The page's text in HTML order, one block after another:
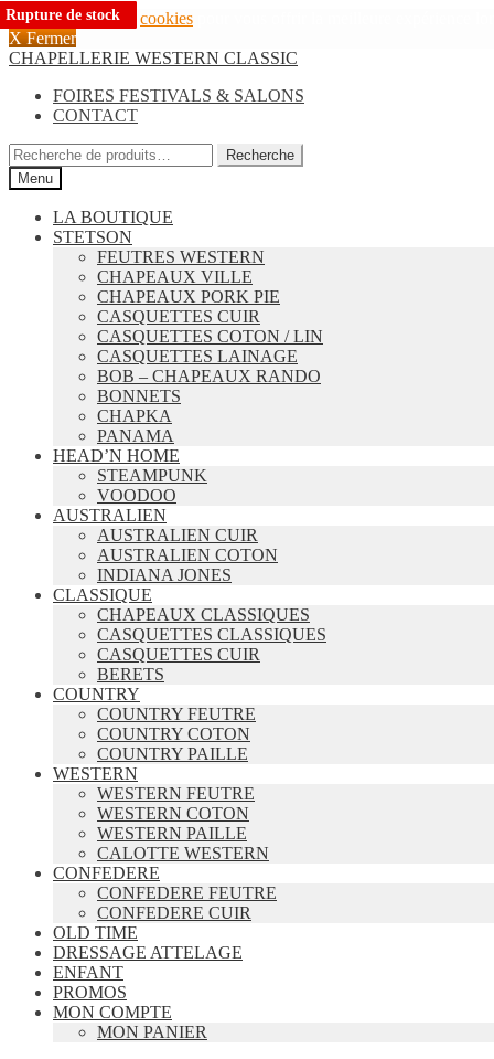
Nous utilisons des cookies
X Fermer
Aller
navigation
Aller
contenu
CHAPELLERIE WESTERN CLASSIC
FOIRES FESTIVALS & SALONS
CONTACT
Recherche
pour :
Recherche
Menu
LA BOUTIQUE
STETSON
FEUTRES WESTERN
CHAPEAUX VILLE
CHAPEAUX PORK PIE
CASQUETTES CUIR
CASQUETTES COTON / LIN
CASQUETTES LAINAGE
BOB – CHAPEAUX RANDO
BONNETS
CHAPKA
PANAMA
HEAD’N HOME
STEAMPUNK
VOODOO
AUSTRALIEN
AUSTRALIEN CUIR
AUSTRALIEN COTON
INDIANA JONES
CLASSIQUE
CHAPEAUX CLASSIQUES
CASQUETTES CLASSIQUES
CASQUETTES CUIR
BERETS
COUNTRY
COUNTRY FEUTRE
COUNTRY COTON
COUNTRY PAILLE
WESTERN
WESTERN FEUTRE
WESTERN COTON
WESTERN PAILLE
CALOTTE WESTERN
CONFEDERE
CONFEDERE FEUTRE
CONFEDERE CUIR
OLD TIME
DRESSAGE ATTELAGE
ENFANT
PROMOS
MON COMPTE
MON PANIER
Rupture de stock
Rupture de stock
Rupture de stock
Rupture de stock
Rupture de stock
Rupture de stock
Rupture de stock
Rupture de stock
Rupture de stock
Rupture de stock
Rupture de stock